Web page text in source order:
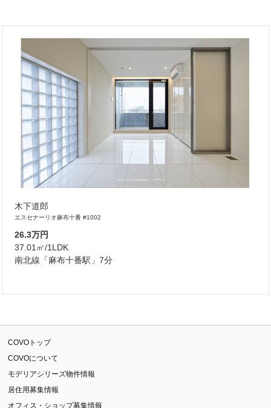
木下道郎
エスセナーリオ麻布十番 #1002
26.3万円
37.01㎡/1LDK
南北線「麻布十番駅」7分
COVOトップ
COVOについて
モデリアシリーズ物件情報
居住用募集情報
オフィス・ショップ募集情報